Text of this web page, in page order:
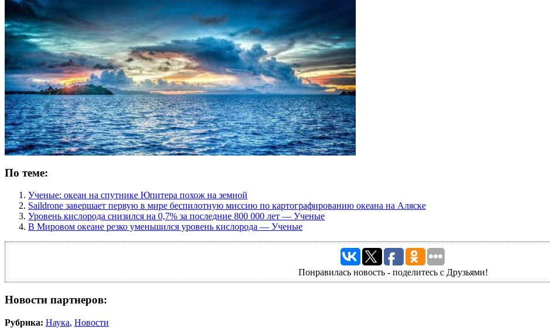
По теме:
Ученые: океан на спутнике Юпитера похож на земной
Saildrone завершает первую в мире беспилотную миссию по картографированию океана на Аляске
Уровень кислорода снизился на 0,7% за последние 800 000 лет — Ученые
В Мировом океане резко уменьшился уровень кислорода — Ученые
Понравилась новость - поделитесь с Друзьями!
Новости партнеров:
Рубрика: Наука, Новости